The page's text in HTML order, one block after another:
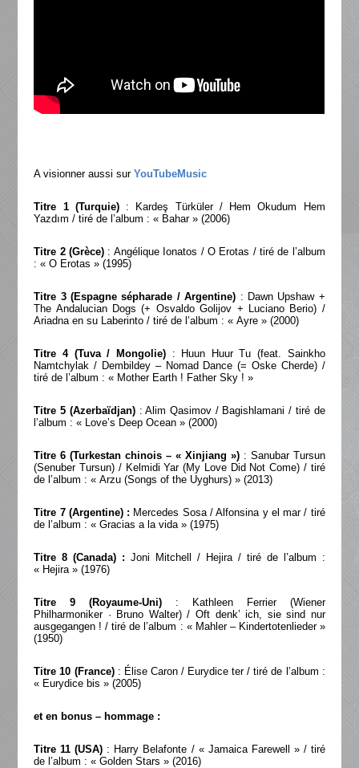
A visionner aussi surYouTubeMusic
Titre 1 (Turquie): Kardeş Türküler / Hem Okudum Hem
Yazdım / tiré de l’album : « Bahar » (2006)
Titre 2 (Grèce) : Angélique Ionatos / O Erotas / tiré de l’album
: « O Erotas » (1995)
Titre 3 (Espagne sépharade / Argentine) : Dawn Upshaw +
The Andalucian Dogs (+ Osvaldo Golijov + Luciano Berio) /
Ariadna en su Laberinto / tiré de l’album : « Ayre » (2000)
Titre 4 (Tuva / Mongolie): Huun Huur Tu (feat. Sainkho
Namtchylak / Dembildey – Nomad Dance (= Oske Cherde) /
tiré de l’album : « Mother Earth ! Father Sky ! »
Titre 5 (Azerbaïdjan): Alim Qasimov / Bagishlamani / tiré de
l’album : « Love’s Deep Ocean » (2000)
Titre 6 (Turkestan chinois – « Xinjiang »): Sanubar Tursun
(Senuber Tursun) / Kelmidi Yar (My Love Did Not Come) / tiré
de l’album : « Arzu (Songs of the Uyghurs) » (2013)
Titre 7 (Argentine) : Mercedes Sosa / Alfonsina y el mar / tiré
de l’album : « Gracias a la vida » (1975)
Titre 8 (Canada) : Joni Mitchell / Hejira / tiré de l’album :
« Hejira » (1976)
Titre 9 (Royaume-Uni) : Kathleen Ferrier (Wiener
Philharmoniker · Bruno Walter) / Oft denk’ ich, sie sind nur
ausgegangen ! / tiré de l’album : « Mahler – Kindertotenlieder »
(1950)
Titre 10 (France): Élise Caron / Eurydice ter / tiré de l’album :
« Eurydice bis » (2005)
et en bonus – hommage :
Titre 11 (USA) : Harry Belafonte / « Jamaica Farewell » / tiré
de l’album : « Golden Stars » (2016)